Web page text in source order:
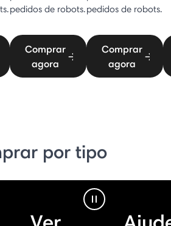
pedidos de robots.
Comprar
agora
pedidos de robots.
Comprar
agora
por tipo
Pause Video